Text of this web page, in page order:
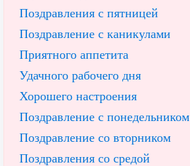
Поздравления с пятницей
Поздравление с каникулами
Приятного аппетита
Удачного рабочего дня
Хорошего настроения
Поздравление с понедельником
Поздравление со вторником
Поздравления со средой